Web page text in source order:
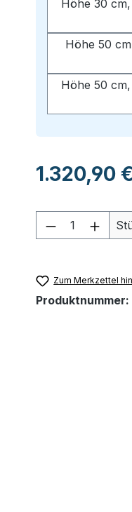
Höhe 30
Höhe 50
Höhe 50
Regulärer Preis:
1.320,90 €
Produkt
Zum Merkzettel
Produktnummer: